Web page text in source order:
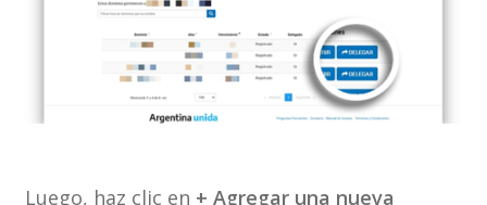
Luego, haz clic en + Agregar una nueva